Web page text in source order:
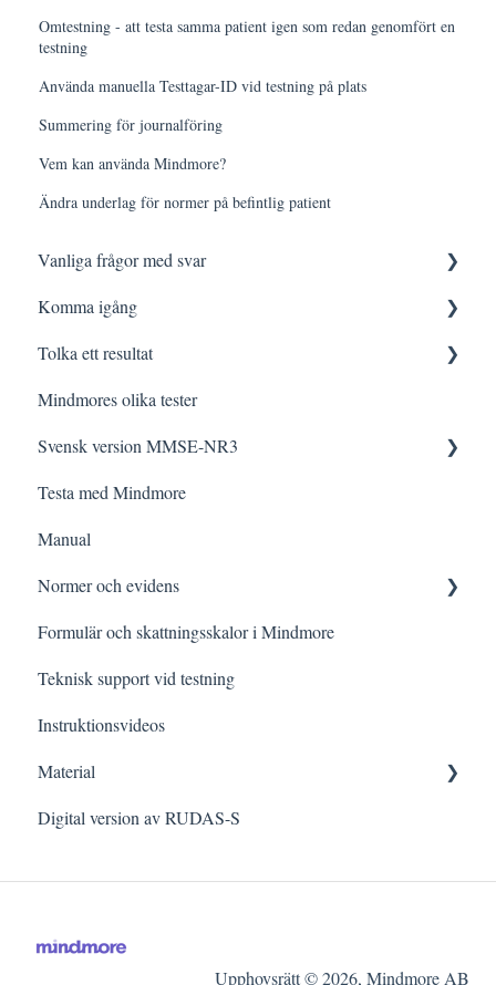
Omtestning - att testa samma patient igen som redan genomfört en
testning
Använda manuella Testtagar-ID vid testning på plats
Summering för journalföring
Vem kan använda Mindmore?
Ändra underlag för normer på befintlig patient
Vanliga frågor med svar
Logga in
Testning
Tolkning
Felsökning
Datalagring och säkerhet
Komma igång
Innan testning
Testa med Mindmore
Tolka ett resultat
Frågor och svar
Den kognitiva profilen
Tips och strategier
Kognitiva funktioner i vardagen
Testning vid specifik frågeställning
Meddelanden i detaljerade resultatvyn
Mindmores olika tester
Svensk version MMSE-NR3
Frågor och svar
Administrering
Rättning och Tolkning för specifik kategori
Testa med Mindmore
Manual
Normer och evidens
Forskningsartiklar och sammanfattningar
Evidens per domän
Formulär och skattningsskalor i Mindmore
Teknisk support vid testning
Instruktionsvideos
Material
Nedladdningsbart material
Digital version av RUDAS-S
Upphovsrätt © 2026, Mindmore AB